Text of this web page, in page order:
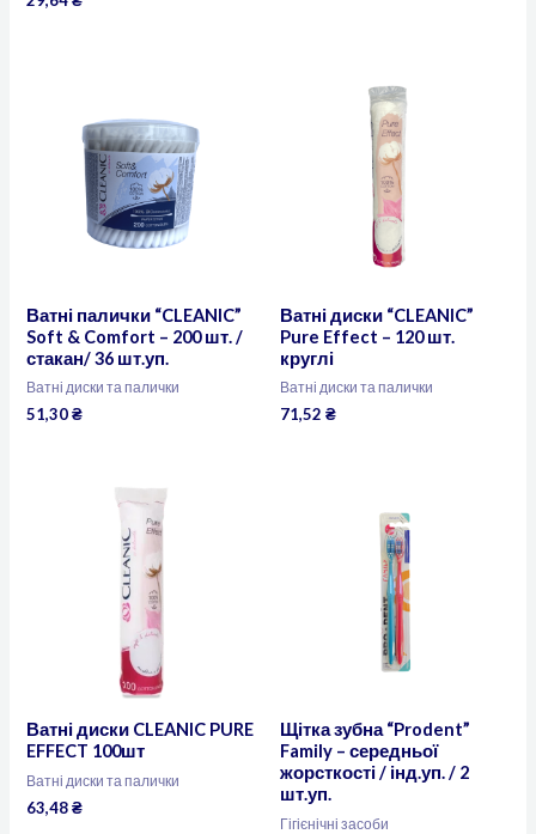
Ватні палички “CLEANIC”
Soft & Comfort – 200 шт. /
стакан/ 36 шт.уп.
Ватні диски та палички
51,30₴
Ватні диски “CLEANIC”
Pure Effect – 120 шт.
круглі
Ватні диски та палички
71,52 ₴
Ватні диски CLEANIC PURE
EFFECT 100шт
Ватні диски та палички
63,48₴
Щітка зубна “Prodent”
Family – середньої
жорсткості / інд.уп. / 2
шт.уп.
Гігієнічні засоби